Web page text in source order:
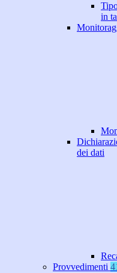
in
dei dati
Provvedimenti